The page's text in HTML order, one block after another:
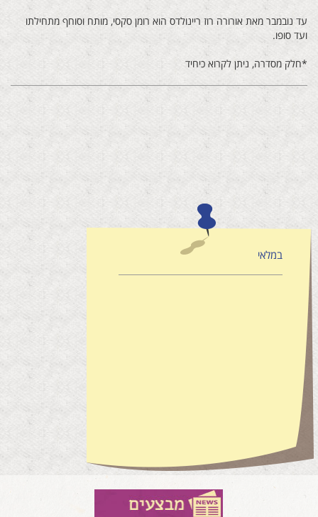
עד נובמבר מאת אורורה רוז ריינולדס הוא רומן סקסי, מותח וסוחף מתחילתו
ועד סופו.
*חלק מסדרה, ניתן לקרוא כיחיד
במלאי